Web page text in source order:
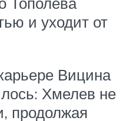
и уходит от
Вицина
Хмелев не
продолжая